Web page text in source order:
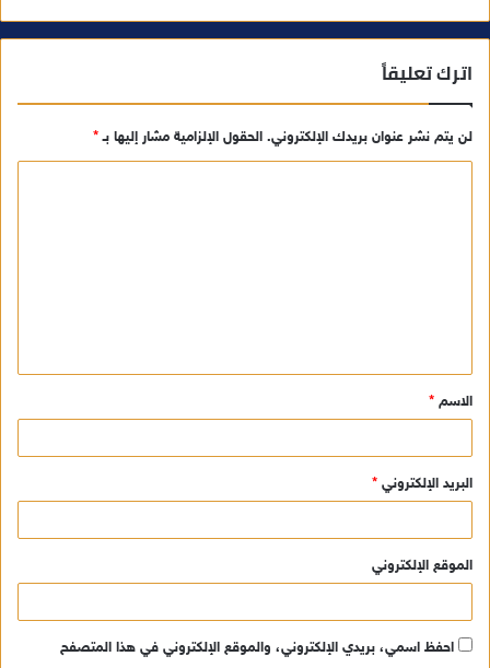
اترك تعليقاً
لن يتم نشر عنوان بريدك الإلكتروني. الحقول الإلزامية مشار إليها بـ*
ق
*
الاسم *
البريد الإلكتروني *
الموقع الإلكتروني
احفظ اسمي، بريدي الإلكتروني، والموقع الإلكتروني في هذا المتصفح